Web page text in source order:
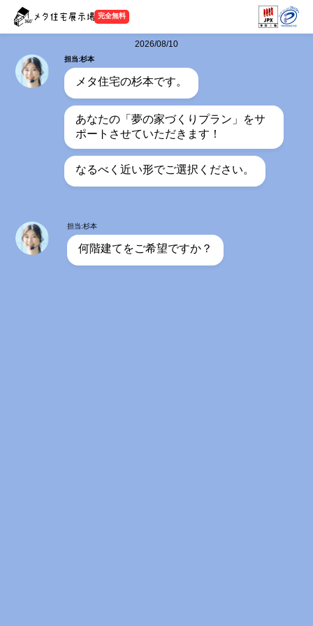
完全無料
2026/08/10
担当:杉本
メタ住宅の杉本です。
あなたの「夢の家づくりプラン」をサ
ポートさせていただきます！
なるべく近い形でご選択ください。
担当:杉本
何階建てをご希望ですか？